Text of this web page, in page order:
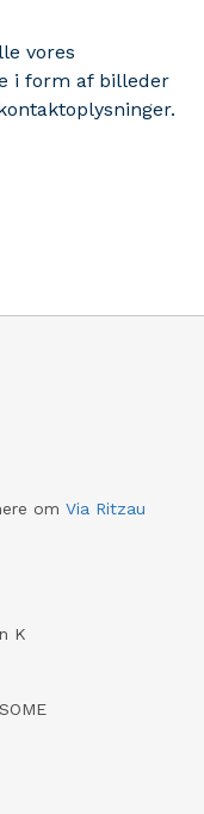
vores
i form af billeder
om Via Ritzau
K